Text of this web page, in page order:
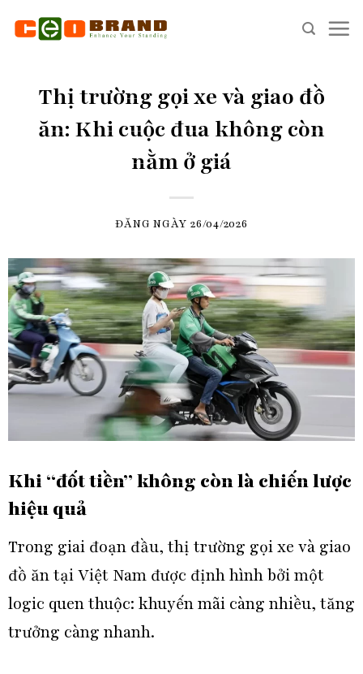
Thị trường gọi xe và giao đồ
ăn: Khi cuộc đua không còn
nằm ở giá
ĐĂNG NGÀY 26/04/2026
Khi “đốt tiền” không còn là chiến lược
hiệu quả
Trong giai đoạn đầu, thị trường gọi xe và giao
đồ ăn tại Việt Namđược định hình bởi một
logic quen thuộc: khuyến mãi càng nhiều, tăng
trưởng càng nhanh.